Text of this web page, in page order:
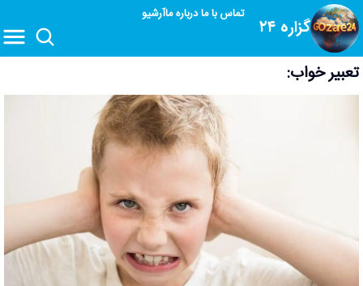
گزاره ۲۴
تماس با مادرباره ماآرشیو
تعبیر خواب: